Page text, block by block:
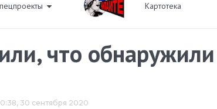
Картотека
что
30 сентября 2020